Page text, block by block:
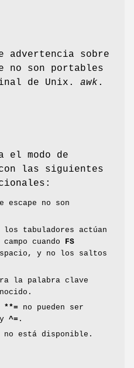
advertencia sobre
no son portables
de Unix. awk .
el modo de
las siguientes
escape no son
tabuladores actúan
cuando FS
y no los saltos
la palabra clave
**= no pueden ser
^= .
no está disponible.